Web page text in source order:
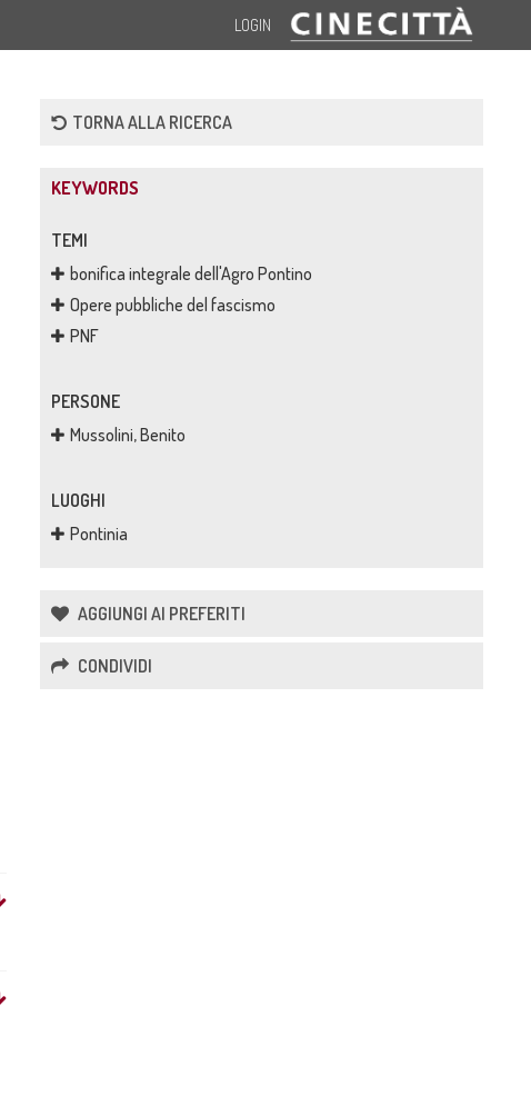
LOGIN
TORNA ALLA RICERCA
KEYWORDS
TEMI
bonifica integrale dell'Agro Pontino
Opere pubbliche del fascismo
PNF
PERSONE
Mussolini, Benito
LUOGHI
Pontinia
AGGIUNGI AI PREFERITI
CONDIVIDI